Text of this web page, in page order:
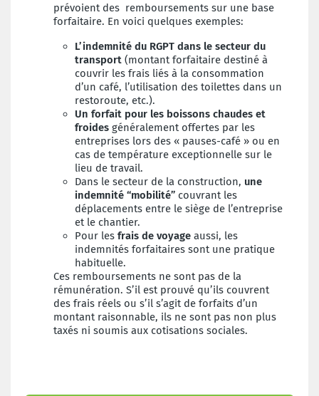
prévoient des remboursements sur une base
forfaitaire. En voici quelques exemples:
L’indemnité du RGPT dans le secteur du
transport (montant forfaitaire destiné à
couvrir les frais liés à la consommation
d’un café, l’utilisation des toilettes dans un
restoroute, etc.).
Un forfait pour les boissons chaudes et
froides généralement offertes par les
entreprises lors des « pauses-café » ou en
cas de température exceptionnelle sur le
lieu de travail.
Dans le secteur de la construction, une
indemnité “mobilité” couvrant les
déplacements entre le siège de l’entreprise
et le chantier.
Pour les frais de voyage aussi, les
indemnités forfaitaires sont une pratique
habituelle.
Ces remboursements ne sont pas de la
rémunération. S’il est prouvé qu’ils couvrent
des frais réels ou s’il s’agit de forfaits d’un
montant raisonnable, ils ne sont pas non plus
taxés ni soumis aux cotisations sociales.